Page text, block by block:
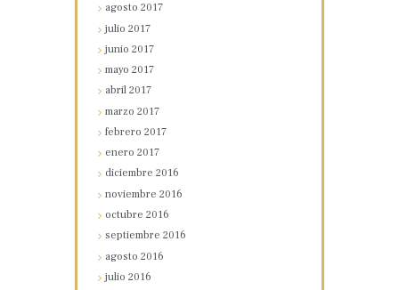
agosto2017
julio2017
junio2017
mayo2017
abril2017
marzo2017
febrero2017
enero2017
diciembre2016
noviembre2016
octubre2016
septiembre2016
agosto2016
julio2016